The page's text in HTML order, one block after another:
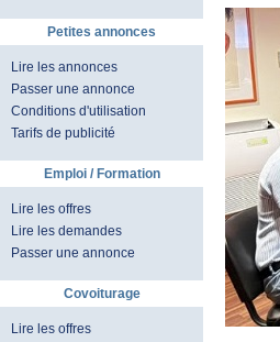
Petites annonces
Lire les annonces
Passer une annonce
Conditions d'utilisation
Tarifs de publicité
Emploi / Formation
Lire les offres
Lire les demandes
Passer une annonce
Covoiturage
Lire les offres